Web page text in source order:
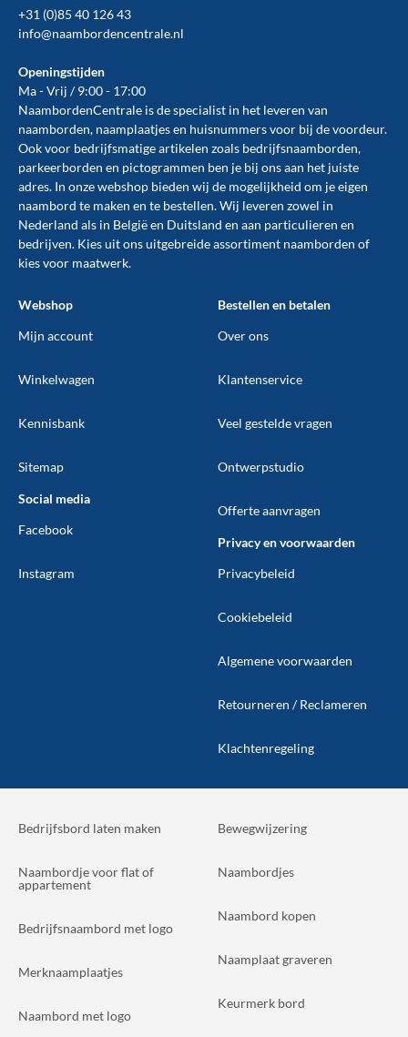
+31 (0)85 40 126 43
info@naambordencentrale.nl
Openingstijden
Ma - Vrij / 9:00 - 17:00
NaambordenCentrale is de specialist in het leveren van
naamborden, naamplaatjes en huisnummers voor bij devoordeur.
Ook voor bedrijfsmatige artikelen zoals bedrijfsnaamborden,
parkeerborden en pictogrammen ben je bij ons aan het juiste
adres. In onze webshop bieden wij de mogelijkheid om je eigen
naambord te maken en te bestellen. Wij leveren zowel in
Nederland als in België en Duitsland en aan particulieren en
bedrijven. Kies uit ons uitgebreide assortiment naamborden of
kies voor maatwerk.
Webshop
Mijn account
Winkelwagen
Kennisbank
Sitemap
Social media
Facebook
Instagram
Bestellen en betalen
Over ons
Klantenservice
Veel gestelde vragen
Ontwerpstudio
Offerte aanvragen
Privacy en voorwaarden
Privacybeleid
Cookiebeleid
Algemene voorwaarden
Retourneren / Reclameren
Klachtenregeling
Bedrijfsbord laten maken
Naambordje voor flat of
appartement
Bedrijfsnaambord met logo
Merknaamplaatjes
Naambord met logo
Bewegwijzering
Naambordjes
Naambord kopen
Naamplaat graveren
Keurmerk bord